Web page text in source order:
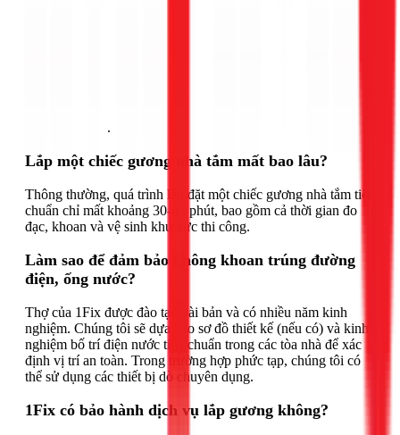
.
Lắp một chiếc gương nhà tắm mất bao lâu?
Thông thường, quá trình lắp đặt một chiếc gương nhà tắm tiêu
chuẩn chỉ mất khoảng 30-45 phút, bao gồm cả thời gian đo
đạc, khoan và vệ sinh khu vực thi công.
Làm sao để đảm bảo không khoan trúng đường
điện, ống nước?
Thợ của 1Fix được đào tạo bài bản và có nhiều năm kinh
nghiệm. Chúng tôi sẽ dựa vào sơ đồ thiết kế (nếu có) và kinh
nghiệm bố trí điện nước tiêu chuẩn trong các tòa nhà để xác
định vị trí an toàn. Trong trường hợp phức tạp, chúng tôi có
thể sử dụng các thiết bị dò chuyên dụng.
1Fix có bảo hành dịch vụ lắp gương không?